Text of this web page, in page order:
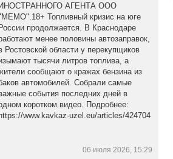
ИНОСТРАННОГО АГЕНТА ООО
Топливный кризис на юге
России продолжается. В Краснодаре
менее половины автозаправок,
Ростовской области у перекупщиков
тысячи литров топлива, а
сообщают о кражах бензина из
автомобилей. Собрали самые
события последних дней в
коротком видео. Подробнее:
https://www.kavkaz-uzel.eu/articles/424704
06 июля 2026, 15:29